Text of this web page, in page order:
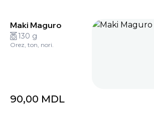
Maki Maguro
130 g
Orez, ton, nori.
90,00 MDL